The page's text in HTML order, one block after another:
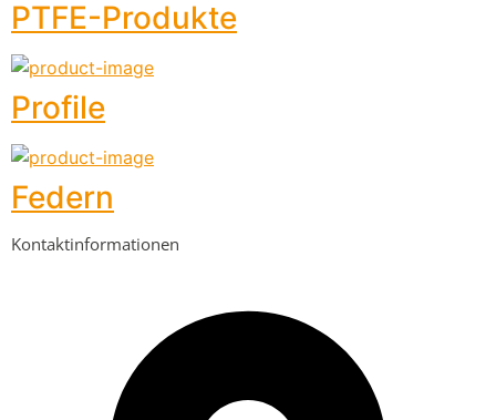
PTFE-Produkte
Profile
Federn
Kontaktinformationen